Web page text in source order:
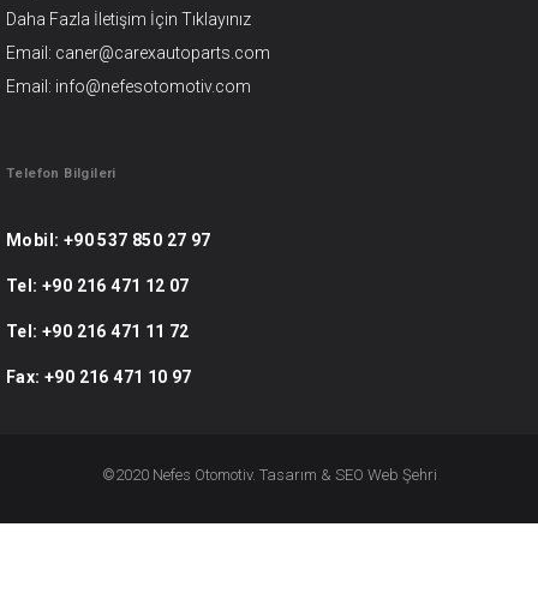
Daha Fazla İletişim İçin Tıklayınız
Email: caner@carexautoparts.com
Email: info@nefesotomotiv.com
Telefon Bilgileri
Mobil: +90 537 850 27 97
Tel: +90 216 471 12 07
Tel: +90 216 471 11 72
Fax: +90 216 471 10 97
©2020 Nefes Otomotiv. Tasarım & SEO Web Şehri